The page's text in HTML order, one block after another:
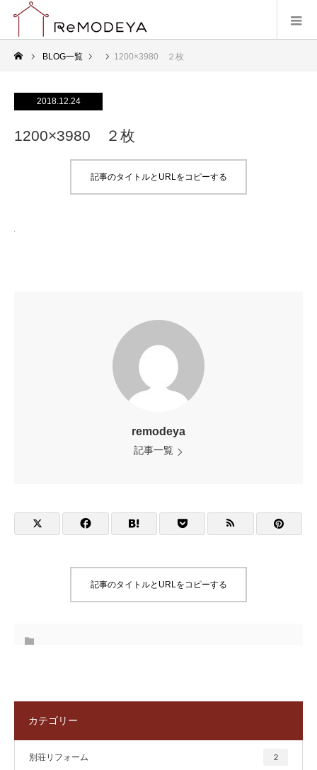
BLOG一覧 1200×3980 ２枚
2018.12.24
1200×3980 ２枚
記事のタイトルとURLをコピーする
remodeya
記事一覧
記事のタイトルとURLをコピーする
カテゴリー
別荘リフォーム 2